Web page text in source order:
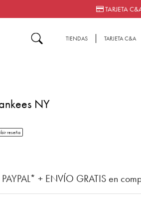
TARJETA
TIENDAS TARJETA C&A
NY
del cliente
rating
reseña
+ ENVÍO GRATIS en